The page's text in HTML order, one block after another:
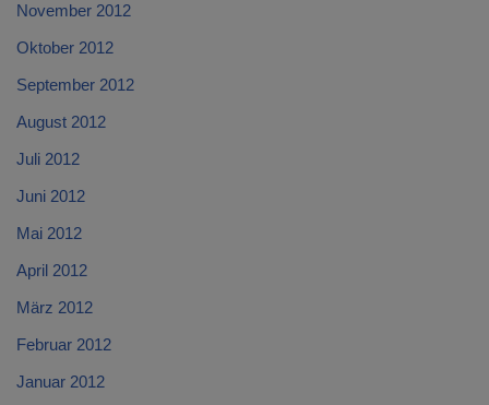
November 2012
Oktober 2012
September 2012
August 2012
Juli 2012
Juni 2012
Mai 2012
April 2012
März 2012
Februar 2012
Januar 2012